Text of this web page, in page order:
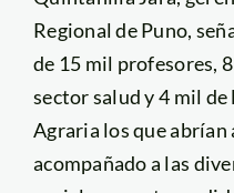
Regional de Puno,
de 15 mil profesores,
sector salud y 4 mil
Agraria los que abrían
acompañado a las